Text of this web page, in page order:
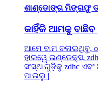
ଶାଣ୍ଡୋଙ୍ଗ ମିଙ୍ଗଫୁ
କାହିଁକି ଆମକୁ ବାଛିବ
ଆମେ ବାମ ଚଳାଇଥିବୁ,
ହାଇୱେ ଇଣ୍ଡେକ୍ସ,
ସଂସ୍ଥାଗୁଡ଼ିକୁ zdhc ଏବଂ
ପାଇଲୁ |